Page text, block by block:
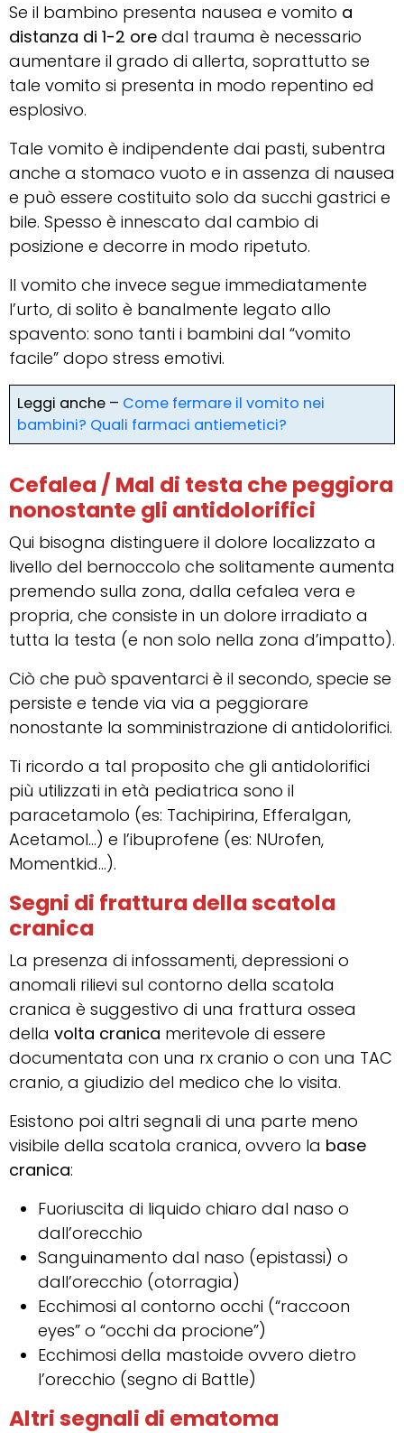
Se il bambino presenta nausea e vomito a
distanza di 1-2 ore dal trauma è necessario
aumentare il grado di allerta, soprattutto se
tale vomito si presenta in modo repentino ed
esplosivo.
Tale vomito è indipendente dai pasti, subentra
anche a stomaco vuoto e in assenza di nausea
e può essere costituito solo da succhi gastrici e
bile. Spesso è innescato dal cambio di
posizione e decorre in modo ripetuto.
Il vomito che invece segue immediatamente
l’urto, di solito è banalmente legato allo
spavento: sono tanti i bambini dal “vomito
facile” dopo stress emotivi.
Leggi anche – Come fermare il vomito nei
bambini? Quali farmaci antiemetici?
Cefalea / Mal di testa che peggiora
nonostante gli antidolorifici
Qui bisogna distinguere il dolore localizzato a
livello del bernoccolo che solitamente aumenta
premendo sulla zona, dalla cefalea vera e
propria, che consiste in un dolore irradiato a
tutta la testa (e non solo nella zona d’impatto).
Ciò che può spaventarci è il secondo, specie se
persiste e tende via via a peggiorare
nonostante la somministrazione di antidolorifici.
Ti ricordo a tal proposito che gli antidolorifici
più utilizzati in età pediatrica sono il
paracetamolo (es: Tachipirina, Efferalgan,
Acetamol…) e l’ibuprofene (es: NUrofen,
Momentkid…).
Segni di frattura della scatola
cranica
La presenza di infossamenti, depressioni o
anomali rilievi sul contorno della scatola
cranica è suggestivo di una frattura ossea
della volta cranica meritevole di essere
documentata con una rx cranio o con una TAC
cranio, a giudizio del medico che lo visita.
Esistono poi altri segnali di una parte meno
visibile della scatola cranica, ovvero la base
cranica:
Fuoriuscita di liquido chiaro dal naso o
dall’orecchio
Sanguinamento dal naso (epistassi) o
dall’orecchio (otorragia)
Ecchimosi al contorno occhi (“raccoon
eyes” o “occhi da procione”)
Ecchimosi della mastoide ovvero dietro
l’orecchio (segno di Battle)
Altri segnali di ematoma